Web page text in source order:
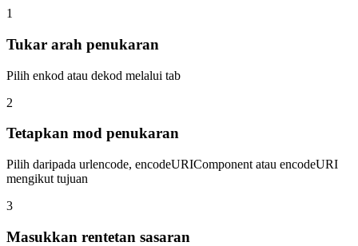
1
Tukar arah penukaran
Pilih enkod atau dekod melalui tab
2
Tetapkan mod penukaran
Pilih daripada urlencode, encodeURIComponent atau encodeURI
mengikut tujuan
3
Masukkan rentetan sasaran